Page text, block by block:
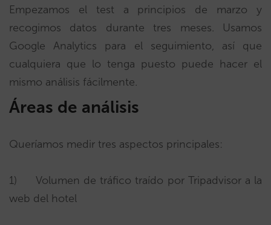
Empezamos el test a principios de marzo y
recogimos datos durante tres meses. Usamos
Google Analytics para el seguimiento, así que
cualquiera que lo tenga puesto puede hacer el
mismo análisis fácilmente.
Áreas de análisis
Queríamos medir tres aspectos principales:
1) Volumen de tráfico traído por Tripadvisor a la
web del hotel